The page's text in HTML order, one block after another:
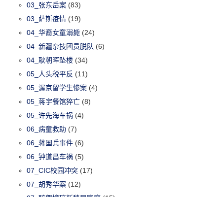
03_张东岳案 (83)
03_萨斯疫情 (19)
04_华裔女童溺毙 (24)
04_新疆杂技团员脱队 (6)
04_耿朝晖坠楼 (34)
05_人头税平反 (11)
05_渥京留学生惨案 (4)
05_蒋宇餐馆猝亡 (8)
05_许先海车祸 (4)
06_病童救助 (7)
06_蒋国兵事件 (6)
06_钟道昌车祸 (5)
07_CIC校园冲突 (17)
07_胡秀华案 (12)